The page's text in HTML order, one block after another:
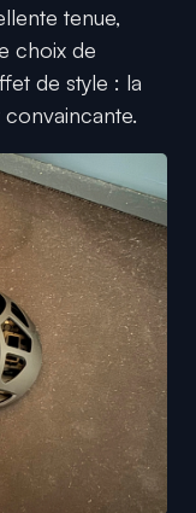
tenue,
choix de
de style : la